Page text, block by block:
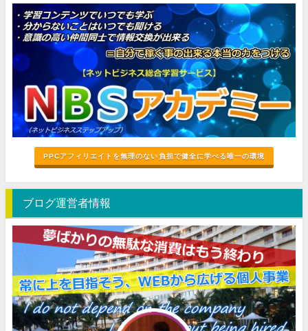
PPCアフィリエイトを無理のない負担で健全に学べる唯一の環境
ブログ運営者情報